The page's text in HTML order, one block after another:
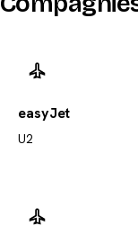
easyJet
U2